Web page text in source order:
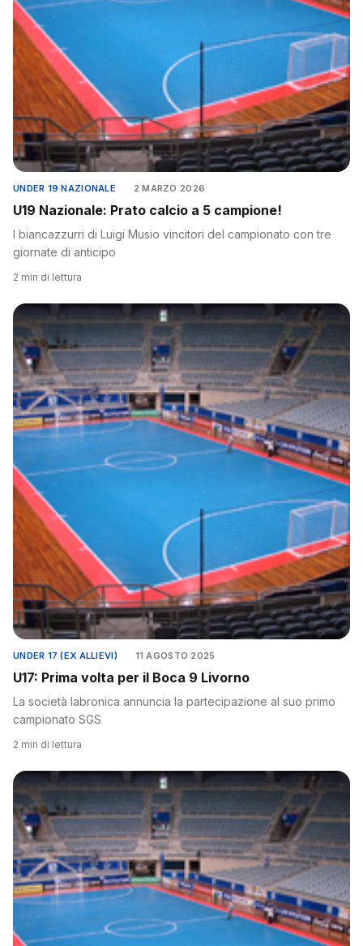
UNDER 19 NAZIONALE · 2 MARZO 2026
U19 Nazionale: Prato calcio a 5 campione!
I biancazzurri di Luigi Musio vincitori del campionato con tre
giornate di anticipo
2 min di lettura
UNDER 17 (EX ALLIEVI) · 11 AGOSTO 2025
U17: Prima volta per il Boca 9 Livorno
La società labronica annuncia la partecipazione al suo primo
campionato SGS
2 min di lettura